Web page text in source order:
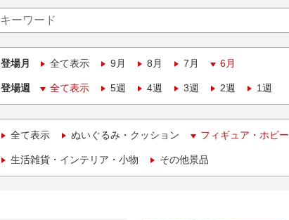
登場月 全て表示 9月 8月 7月 6月
登場週 全て表示 5週 4週 3週 2週 1週
全て表示 ぬいぐるみ・クッション フィギュア・ホビー
生活雑貨・インテリア・小物 その他景品